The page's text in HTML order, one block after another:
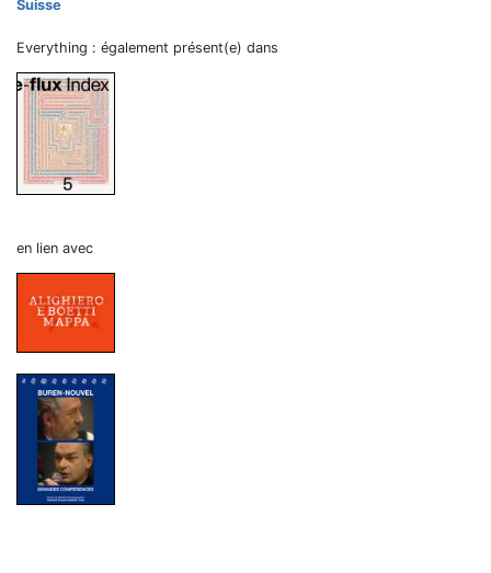
Suisse
Everything : également présent(e) dans
en lien avec